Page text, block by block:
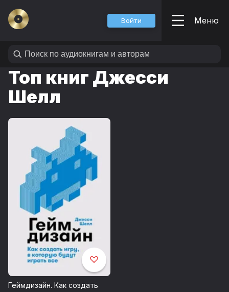
Войти Меню
Топ книг Джесси
Шелл
Геймдизайн. Как создать